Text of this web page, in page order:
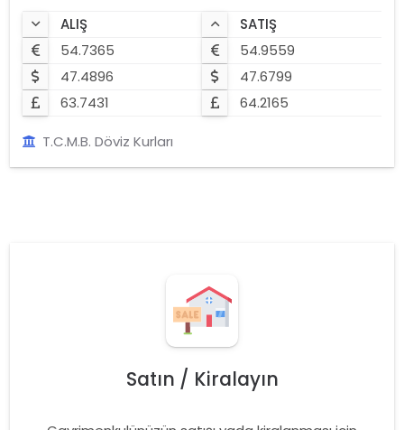
ALIŞ
SATIŞ
54.7365
54.9559
47.4896
47.6799
63.7431
64.2165
T.C.M.B. Döviz Kurları
Satın / Kiralayın